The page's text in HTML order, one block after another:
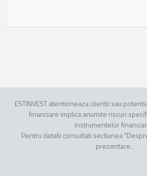
ESTINVEST atentioneaza clientii sau
financiare implica anumite riscuri
instrumentelor
Pentru detalii consultati sectiunea
prezentare.